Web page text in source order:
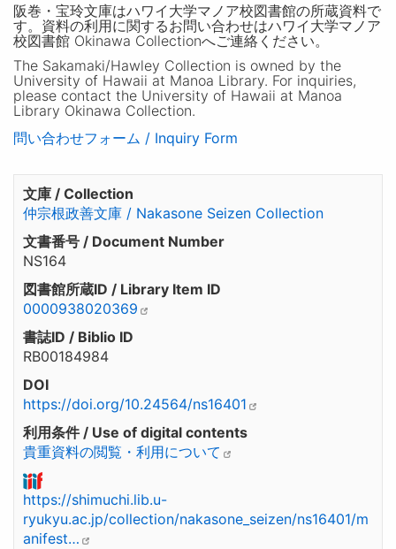
阪巻・宝玲文庫はハワイ大学マノア校図書館の所蔵資料で
す。資料の利用に関するお問い合わせはハワイ大学マノア
校図書館 Okinawa Collectionへご連絡ください。
The Sakamaki/Hawley Collection is owned by the
University of Hawaii at Manoa Library. For inquiries,
please contact the University of Hawaii at Manoa
Library Okinawa Collection.
問い合わせフォーム / Inquiry Form
文庫 / Collection
仲宗根政善文庫 / Nakasone Seizen Collection
文書番号 / Document Number
NS164
図書館所蔵ID / Library Item ID
0000938020369
書誌ID / Biblio ID
RB00184984
DOI
https://doi.org/10.24564/ns16401
利用条件 / Use of digital contents
貴重資料の閲覧・利用について
https://shimuchi.lib.u-
ryukyu.ac.jp/collection/nakasone_seizen/ns16401/m
anifest…